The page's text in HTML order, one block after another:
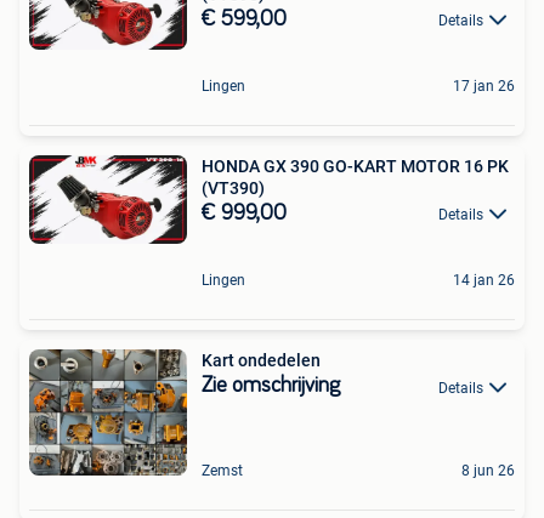
€ 599,00 Details
Lingen 17 jan 26
HONDA GX 390 GO-KART MOTOR 16 PK
(VT390)
€ 999,00 Details
Lingen 14 jan 26
Kart ondedelen
Zie omschrijving Details
Zemst 8 jun 26